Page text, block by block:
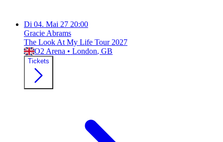
Di 04. Mai 27 20:00
Gracie Abrams
The Look At My Life Tour 2027
O2 Arena • London, GB
Tickets